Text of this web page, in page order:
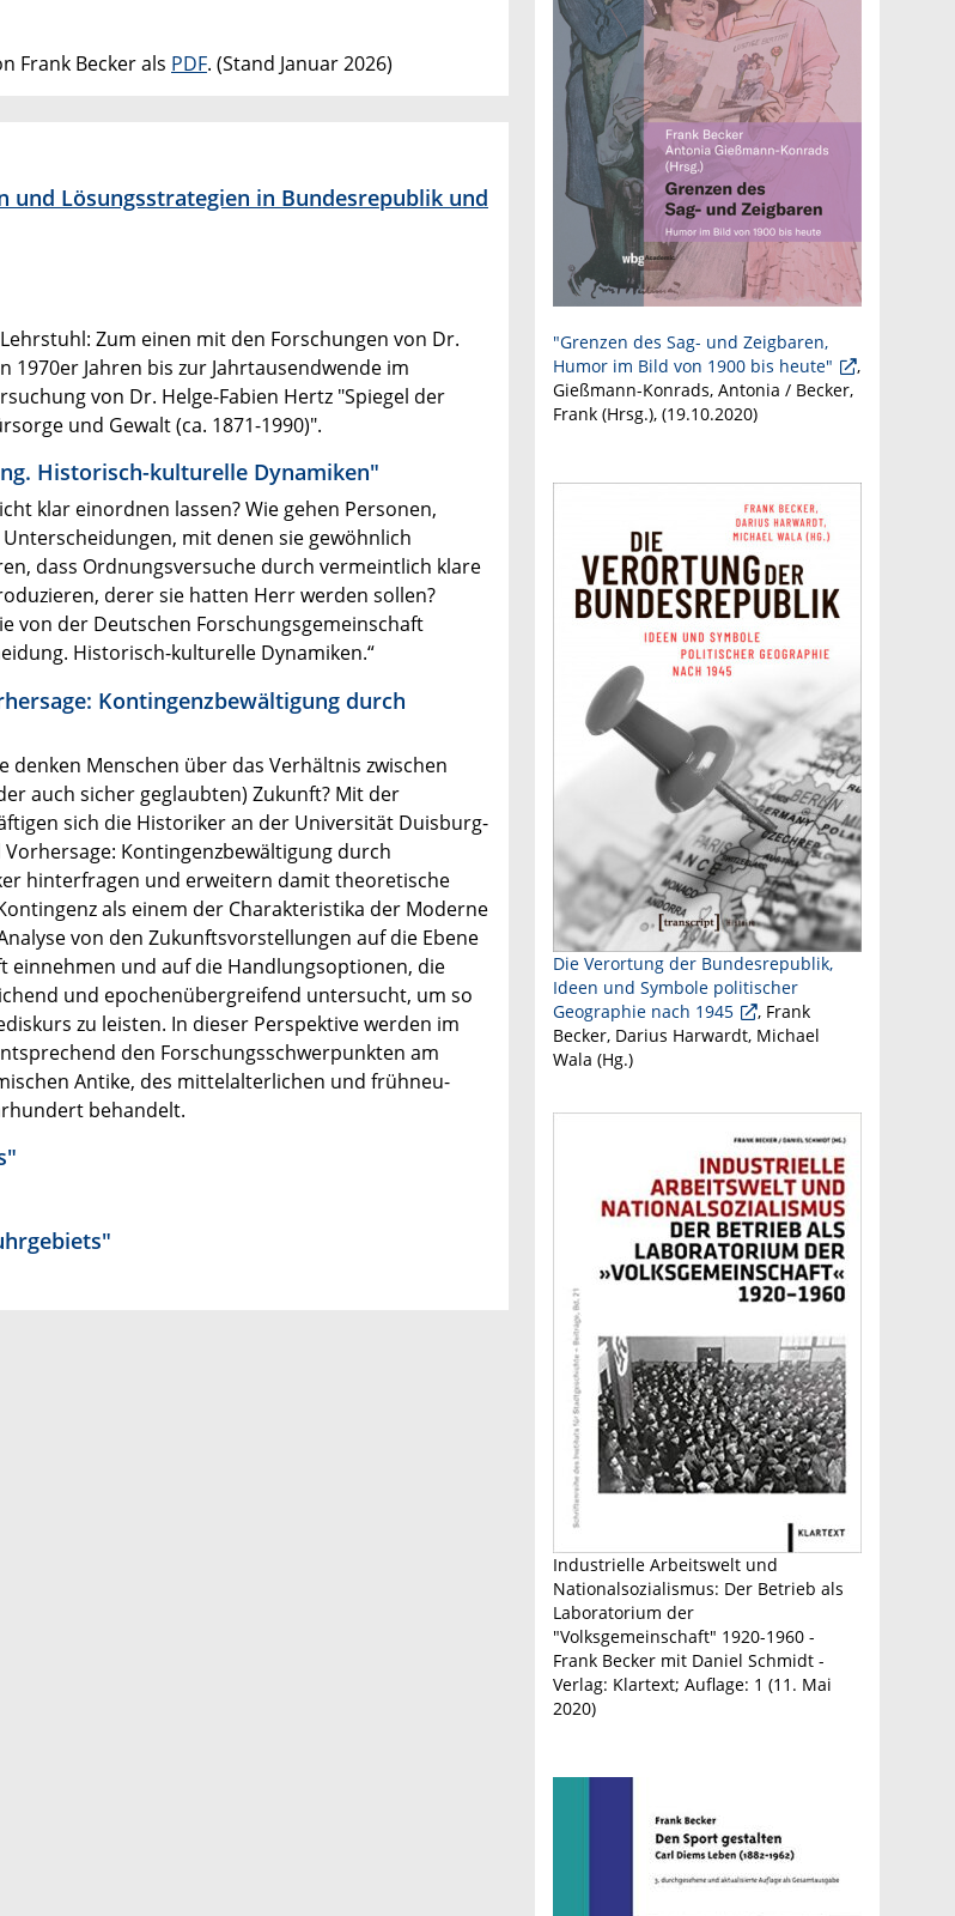
Frank Becker als PDF. (Stand Januar 2026)
und Lösungsstrategien in Bundesrepublik und
Zum einen mit den Forschungen von Dr.
1970er Jahren bis zur Jahrtausendwende im
von Dr. Helge-Fabien Hertz "Spiegel der
und Gewalt (ca. 1871-1990)".
Historisch-kulturelle Dynamiken"
klar einordnen lassen? Wie gehen Personen,
mit denen sie gewöhnlich
dass Ordnungsversuche durch vermeintlich klare
derer sie hatten Herr werden sollen?
von der Deutschen Forschungsgemeinschaft
Historisch-kulturelle Dynamiken.“
Kontingenzbewältigung durch
Menschen über das Verhältnis zwischen
auch sicher geglaubten) Zukunft? Mit der
sich die Historiker an der Universität Duisburg-
Kontingenzbewältigung durch
hinter­fragen und erweitern damit theoretische
als einem der Charakteristika der Moderne
von den Zukunftsvorstellungen auf die Ebene
einnehmen und auf die Handlungsoptionen, die
und epochenübergreifend untersucht, um so
zu leisten. In dieser Perspektive werden im
den Forschungsschwerpunkten am
Antike, des mittelalterlichen und früh­neu­
behandelt.
"Grenzen des Sag- und Zeigbaren,
Humor im Bild von 1900 bis heute"
,
Gießmann-Konrads, Antonia / Becker,
Frank (Hrsg.), (19.10.2020)
Die Verortung der Bundesrepublik,
Ideen und Symbole politischer
Geographie nach 1945
, Frank
Becker, Darius Harwardt, Michael
Wala (Hg.)
Industrielle Arbeitswelt und
Nationalsozialismus: Der Betrieb als
Laboratorium der
"Volksgemeinschaft" 1920-1960 -
Frank Becker mit Daniel Schmidt -
Verlag: Klartext; Auflage: 1 (11. Mai
2020)